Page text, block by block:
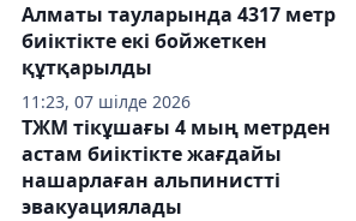
11:23, 07 шілде 2026
Алматы тауларында 4317 метр
биіктікте екі бойжеткен
құтқарылды
ТЖМ тікұшағы 4 мың метрден
астам биіктікте жағдайы
нашарлаған альпинистті
эвакуациялады